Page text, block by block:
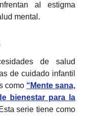
al estigma
mental.
de salud
de cuidado infantil
como “Mente sana,
bienestar para la
serie tiene como